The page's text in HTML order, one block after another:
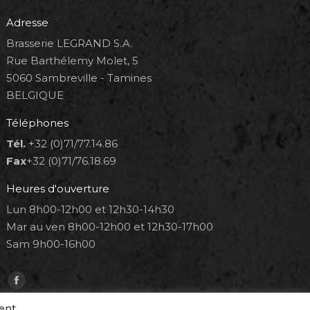
Adresse
Brasserie LEGRAND S.A.
Rue Barthélemy Molet, 5
5060 Sambreville - Tamines
BELGIQUE
Téléphones
Tél. +32 (0)71/77.14.86
Fax+32 (0)71/76.18.69
Heures d'ouverture
Lun 8h00-12h00 et 12h30-14h30
Mar au ven 8h00-12h00 et 12h30-17h00
Sam 9h00-16h00
Trouvez nous sur :
Facebook
page